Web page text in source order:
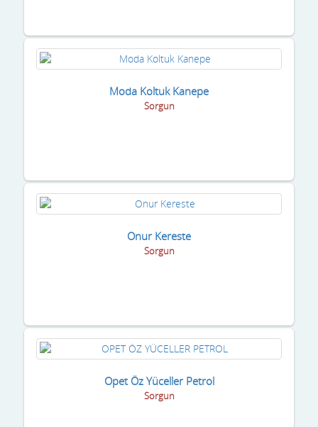
Moda Koltuk Kanepe
Sorgun
Onur Kereste
Sorgun
Opet Öz Yüceller Petrol
Sorgun